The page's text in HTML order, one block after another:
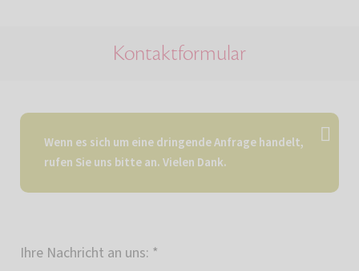
Kontaktformular
Wenn es sich um eine dringende Anfrage handelt,
rufen Sie uns bitte an. Vielen Dank.
Ihre Nachricht an uns: *